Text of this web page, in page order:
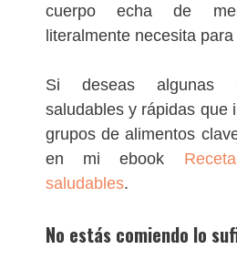
cuerpo echa de
literalmente necesita para
Si deseas algunas
saludables y rápidas que
grupos de alimentos
en mi ebook
saludables.
No estás comiendo lo